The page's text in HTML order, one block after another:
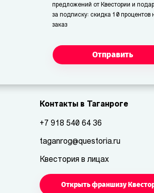
предложений от Квестории и
за подписку: скидка 10 процентов
заказ
Отправить
Контакты в Таганроге
+7 918 540 64 36
taganrog@questoria.ru
Квестория в лицах
Открыть франшизу